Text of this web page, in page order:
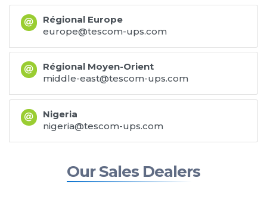
Régional Europe
europe@tescom-ups.com
Régional Moyen-Orient
middle-east@tescom-ups.com
Nigeria
nigeria@tescom-ups.com
Our Sales Dealers